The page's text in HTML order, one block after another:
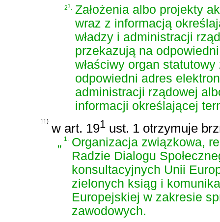
21 . Założenia albo projekty
wraz z informacją
władzy i administracji
przekazują na
właściwy organ
odpowiedni adres
administracji rządowej
informacji określającej
11) w art. 191 ust. 1 otrzymuje
„1. Organizacja związkowa,
Radzie Dialogu
konsultacyjnych Unii
zielonych ksiąg i
Europejskiej w zakresie
zawodowych.